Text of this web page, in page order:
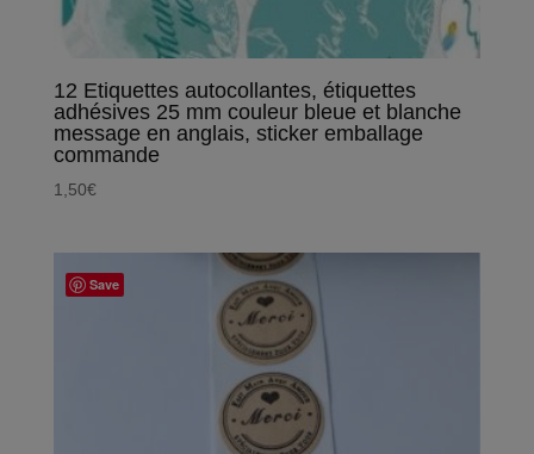
12 Etiquettes autocollantes, étiquettes
adhésives 25 mm couleur bleue et blanche
message en anglais, sticker emballage
commande
1,50€
Save